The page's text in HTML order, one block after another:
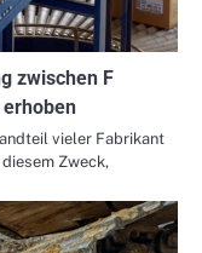
zwischen F
vieler Fabrikant
Zweck,